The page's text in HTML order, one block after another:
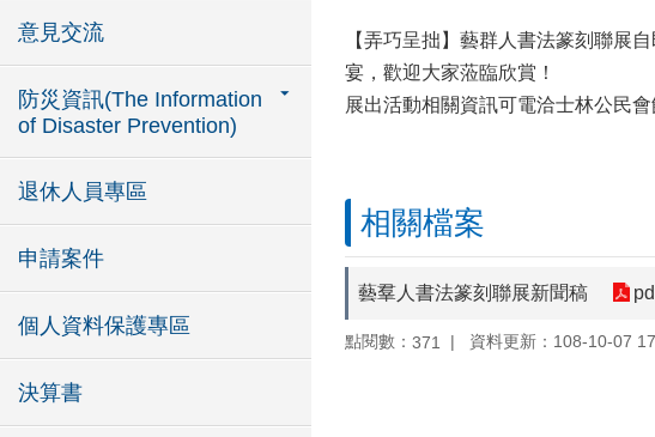
意見交流
防災資訊(The Information
of Disaster Prevention)
退休人員專區
申請案件
個人資料保護專區
決算書
【弄巧呈拙】藝群人書法篆刻聯展
宴，歡迎大家蒞臨欣賞！
展出活動相關資訊可電洽士林公民
相關檔案
藝羣人書法篆刻聯展新聞稿
點閱數： 371 資料更新：108-10-07